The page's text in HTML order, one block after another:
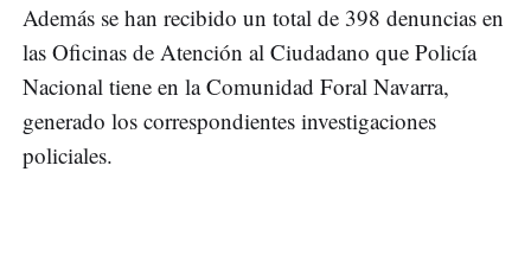
Además se han recibido un total de 398 denuncias en
las Oficinas de Atención al Ciudadano que Policía
Nacional tiene en la Comunidad Foral Navarra,
generado los correspondientes investigaciones
policiales.